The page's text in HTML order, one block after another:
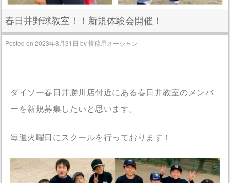
春日井野球教室！！新規体験会開催！
Posted on2023年8月31日 by投稿用オーシャン
ダイソー春日井勝川店付近にある春日井教室のメンバ
ーを新規募集したいと思います。
毎週火曜日にスクールを行っております！